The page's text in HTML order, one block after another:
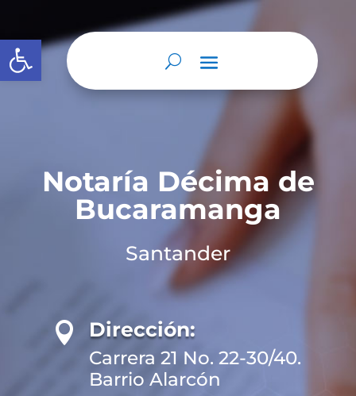
Abrir barra de herramientas
Notaría Décima de
Bucaramanga
Santander
 Dirección:
Carrera 21 No. 22-30/40.
Barrio Alarcón